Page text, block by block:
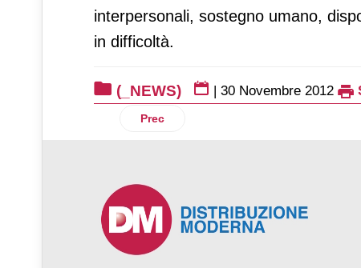
interpersonali, sostegno umano,
in difficoltà.
(_NEWS) | 30 Novembre 2012
Articolo precedente: Philips inaugura il
Prec